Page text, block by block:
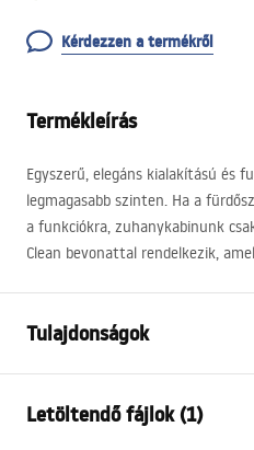
Kérdezzen a termékről
Termékleírás
Egyszerű, elegáns kialakítású és
legmagasabb szinten. Ha a
a funkciókra, zuhanykabinunk
Clean bevonattal rendelkezik,
Tulajdonságok
Kabin típusa
Letöltendő fájlok (1)